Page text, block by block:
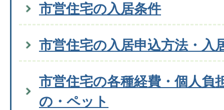
市営住宅の入居条件
市営住宅の入居申込方法・入
市営住宅の各種経費・個人負
の・ペット